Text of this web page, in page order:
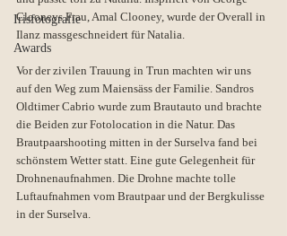
Irisfotografie
Awards
Clooneys Frau, Amal Clooney, wurde der Overall in
Ilanz massgeschneidert für Natalia.
Vor der zivilen Trauung in Trun machten wir uns
auf den Weg zum Maiensäss der Familie. Sandros
Oldtimer Cabrio wurde zum Brautauto und brachte
die Beiden zur Fotolocation in die Natur. Das
Brautpaarshooting mitten in der Surselva fand bei
schönstem Wetter statt. Eine gute Gelegenheit für
Drohnenaufnahmen. Die Drohne machte tolle
Luftaufnahmen vom Brautpaar und der Bergkulisse
in der Surselva.